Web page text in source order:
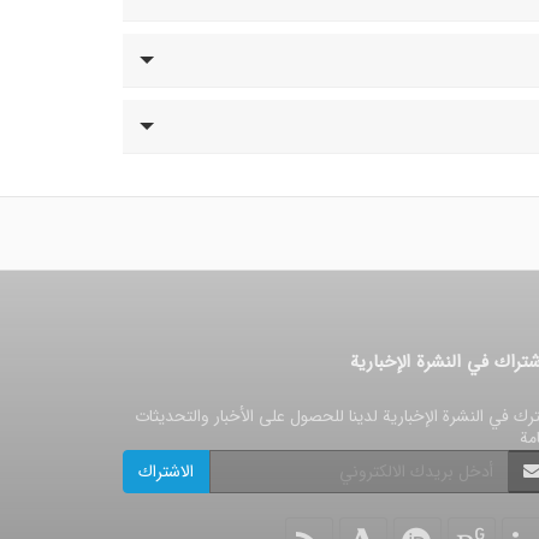
في النشرة الإخبارية
في النشرة الإخبارية لدينا للحصول على الأخبار والتحديثات
الاشتراك